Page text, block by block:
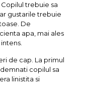
trebuie sa
gustarile trebuie
De
apa, mai ales
de cap. La primul
copilul sa
linistita si